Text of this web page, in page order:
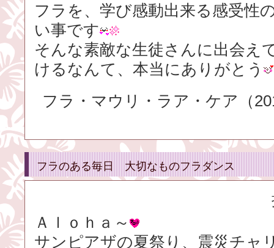
フラを、学び感動出来る感受性
い事です
そんな素敵な生徒さんに出会え
けるなんて、本当にありがとう
フラ・マウリ・ラア・ケア（
フラのある毎日 大切なものフラダンス
Ａｌｏｈａ～
サンピアザの夏祭り、震災チャ